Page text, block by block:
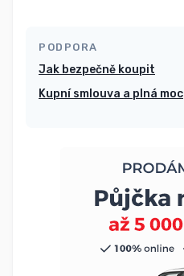
PODPORA
Jak bezpečně koupit
Kupní smlouva a plná moc